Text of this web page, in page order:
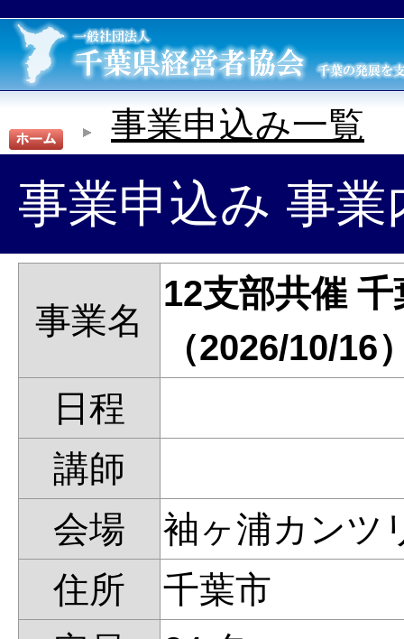
事業申込み一覧
事業申込み 事業
事業名
12支部共催
（2026/10/16
日程
講師
会場
袖ヶ浦カン
住所
千葉市